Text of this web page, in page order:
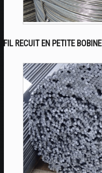
FIL RECUIT EN PETITE BOBINE